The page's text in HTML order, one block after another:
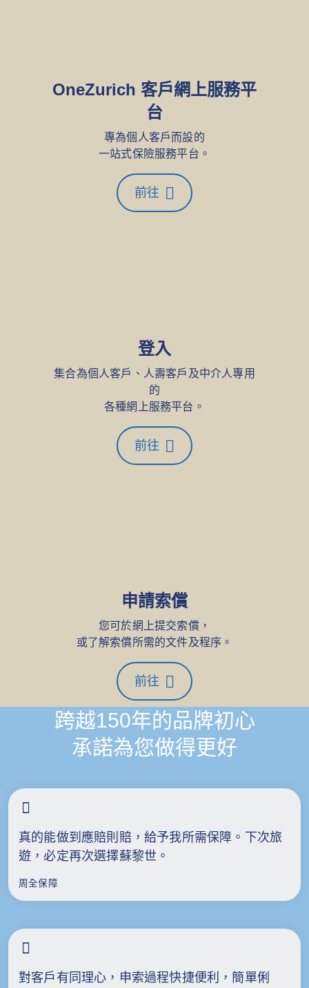
OneZurich 客戶網上服務平
台
專為個人客戶而設的
一站式保險服務平台。
前往
登入
集合為個人客戶、人壽客戶及中介人專用
的
各種網上服務平台。
前往
申請索償
您可於網上提交索償，
或了解索償所需的文件及程序。
前往
跨越150年的品牌初心
承諾為您做得更好
真的能做到應賠則賠，給予我所需保障。下次旅
遊，必定再次選擇蘇黎世。
周全保障
對客戶有同理心，申索過程快捷便利，簡單俐